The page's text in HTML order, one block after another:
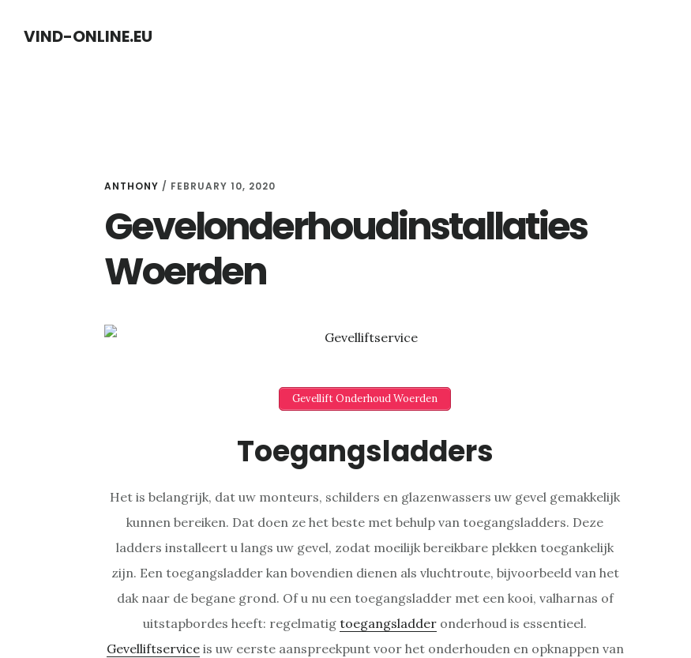
VIND-ONLINE.EU
ANTHONY / FEBRUARY 10, 2020
Gevelonderhoudinstallaties
Woerden
Gevellift Onderhoud Woerden
Toegangsladders
Het is belangrijk, dat uw monteurs, schilders en glazenwassers uw gevel gemakkelijk
kunnen bereiken. Dat doen ze het beste met behulp van toegangsladders. Deze
ladders installeert u langs uw gevel, zodat moeilijk bereikbare plekken toegankelijk
zijn. Een toegangsladder kan bovendien dienen als vluchtroute, bijvoorbeeld van het
dak naar de begane grond. Of u nu een toegangsladder met een kooi, valharnas of
uitstapbordes heeft: regelmatig toegangsladder onderhoud is essentieel.
Gevelliftserviceis uw eerste aanspreekpunt voor het onderhouden en opknappen van